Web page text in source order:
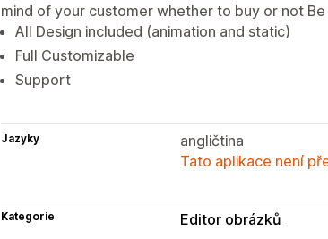
mind of your customer whether to buy or not
All Design included (animation and static)
Full Customizable
Support
Jazyky
angličtina
Tato aplikace není
Kategorie Editor obrázků